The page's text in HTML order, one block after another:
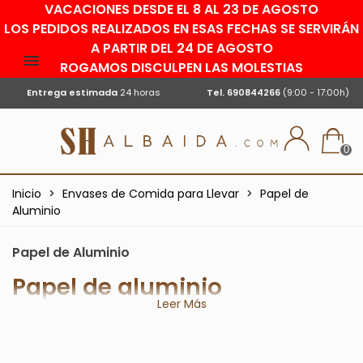
VACACIONES DESDE EL 8 AL 23 DE AGOSTO
LOS PEDIDOS REALIZADOS EN ESAS FECHAS SE SERVIRÁN
A PARTIR DEL 24 DE AGOSTO
ROGAMOS DISCULPEN LAS MOLESTIAS
Entrega estimada 24 horas Tel. 690844266 (9:00 - 17:00h)
0
Inicio > Envases de Comida para Llevar > Papel de
Aluminio
Papel de Aluminio
Papel de aluminio
Leer Más